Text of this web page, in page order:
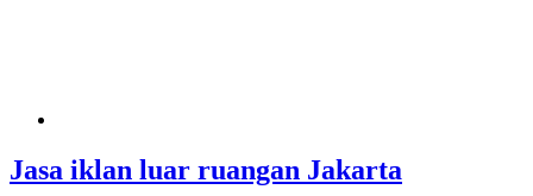
Jasa iklan luar ruangan Jakarta